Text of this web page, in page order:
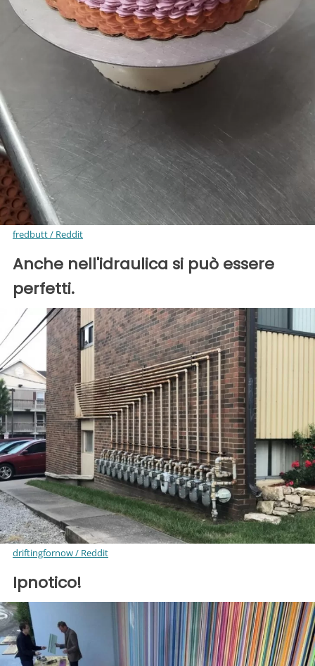
fredbutt / Reddit
Anche nell'idraulica si può essere
perfetti.
driftingfornow / Reddit
Ipnotico!